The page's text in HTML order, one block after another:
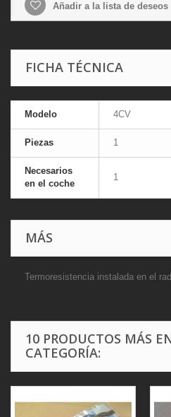
Añadir a la lista de deseos
FICHA TÉCNICA
Modelo 4CV
Piezas 1
Necesarios
en el coche
1
MÁS
Termoresistencia instalada en el
10 PRODUCTOS MÁS
CATEGORÍA: